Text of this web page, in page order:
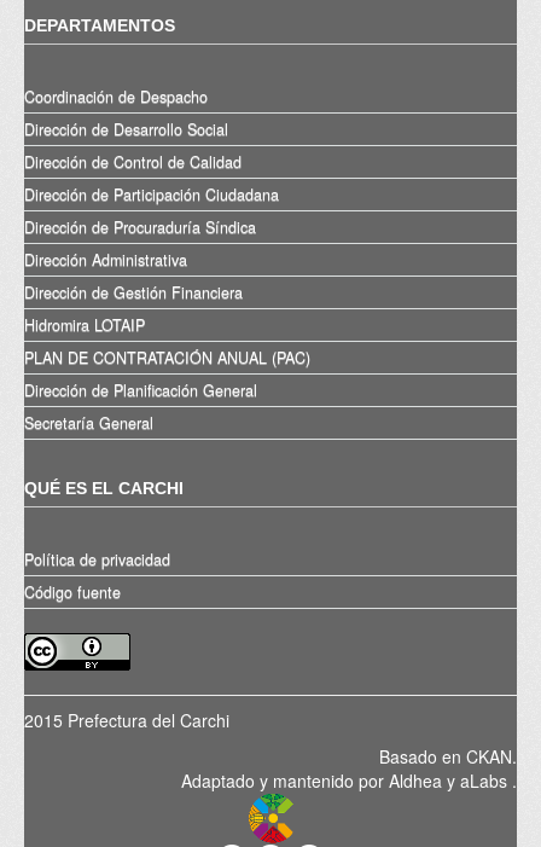
DEPARTAMENTOS
Coordinación de Despacho
Dirección de Desarrollo Social
Dirección de Control de Calidad
Dirección de Participación Ciudadana
Dirección de Procuraduría Síndica
Dirección Administrativa
Dirección de Gestión Financiera
Hidromira LOTAIP
PLAN DE CONTRATACIÓN ANUAL (PAC)
Dirección de Planificación General
Secretaría General
QUÉ ES EL CARCHI
Política de privacidad
Código fuente
2015 Prefectura del Carchi
Basado en CKAN.
Adaptado y mantenido por Aldhea y aLabs .